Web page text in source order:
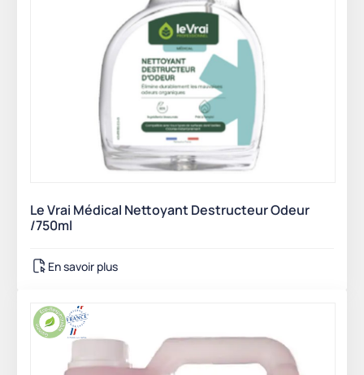
Le Vrai Médical Nettoyant Destructeur Odeur
/750ml
En savoir plus